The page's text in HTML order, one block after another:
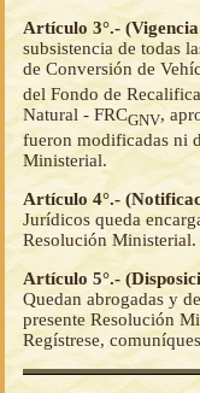
Artículo 3°.-
subsistencia de todas
de Conversión de
del Fondo de
Natural - FRCGNV,
fueron modificadas ni
Ministerial.
Artículo 4°.-
Jurídicos queda
Resolución Ministerial.
Artículo 5°.-
Quedan abrogadas y
presente Resolución
Regístrese,